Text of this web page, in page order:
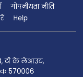
गोपनीयता नीति
Help
टी के लेआउट,
570006